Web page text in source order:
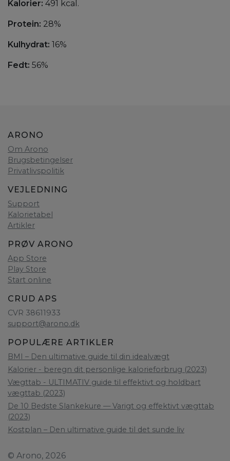
Kalorier: 491 kcal.
Protein: 28%
Kulhydrat: 16%
Fedt: 56%
ARONO
Om Arono
Brugsbetingelser
Privatlivspolitik
VEJLEDNING
Support
Kalorietabel
Artikler
PRØV ARONO
App Store
Play Store
Start online
CRUD APS
CVR 38611933
support@arono.dk
POPULÆRE ARTIKLER
BMI – Den ultimative guide til din idealvægt
Kalorier - beregn dit personlige kalorieforbrug (2023)
Vægttab - ULTIMATIV guide til effektivt og holdbart
vægttab (2023)
De 10 Bedste Slankekure — Varigt og effektivt vægttab
(2023)
Kostplan – Den ultimative guide til det sunde liv
© Arono, 2026